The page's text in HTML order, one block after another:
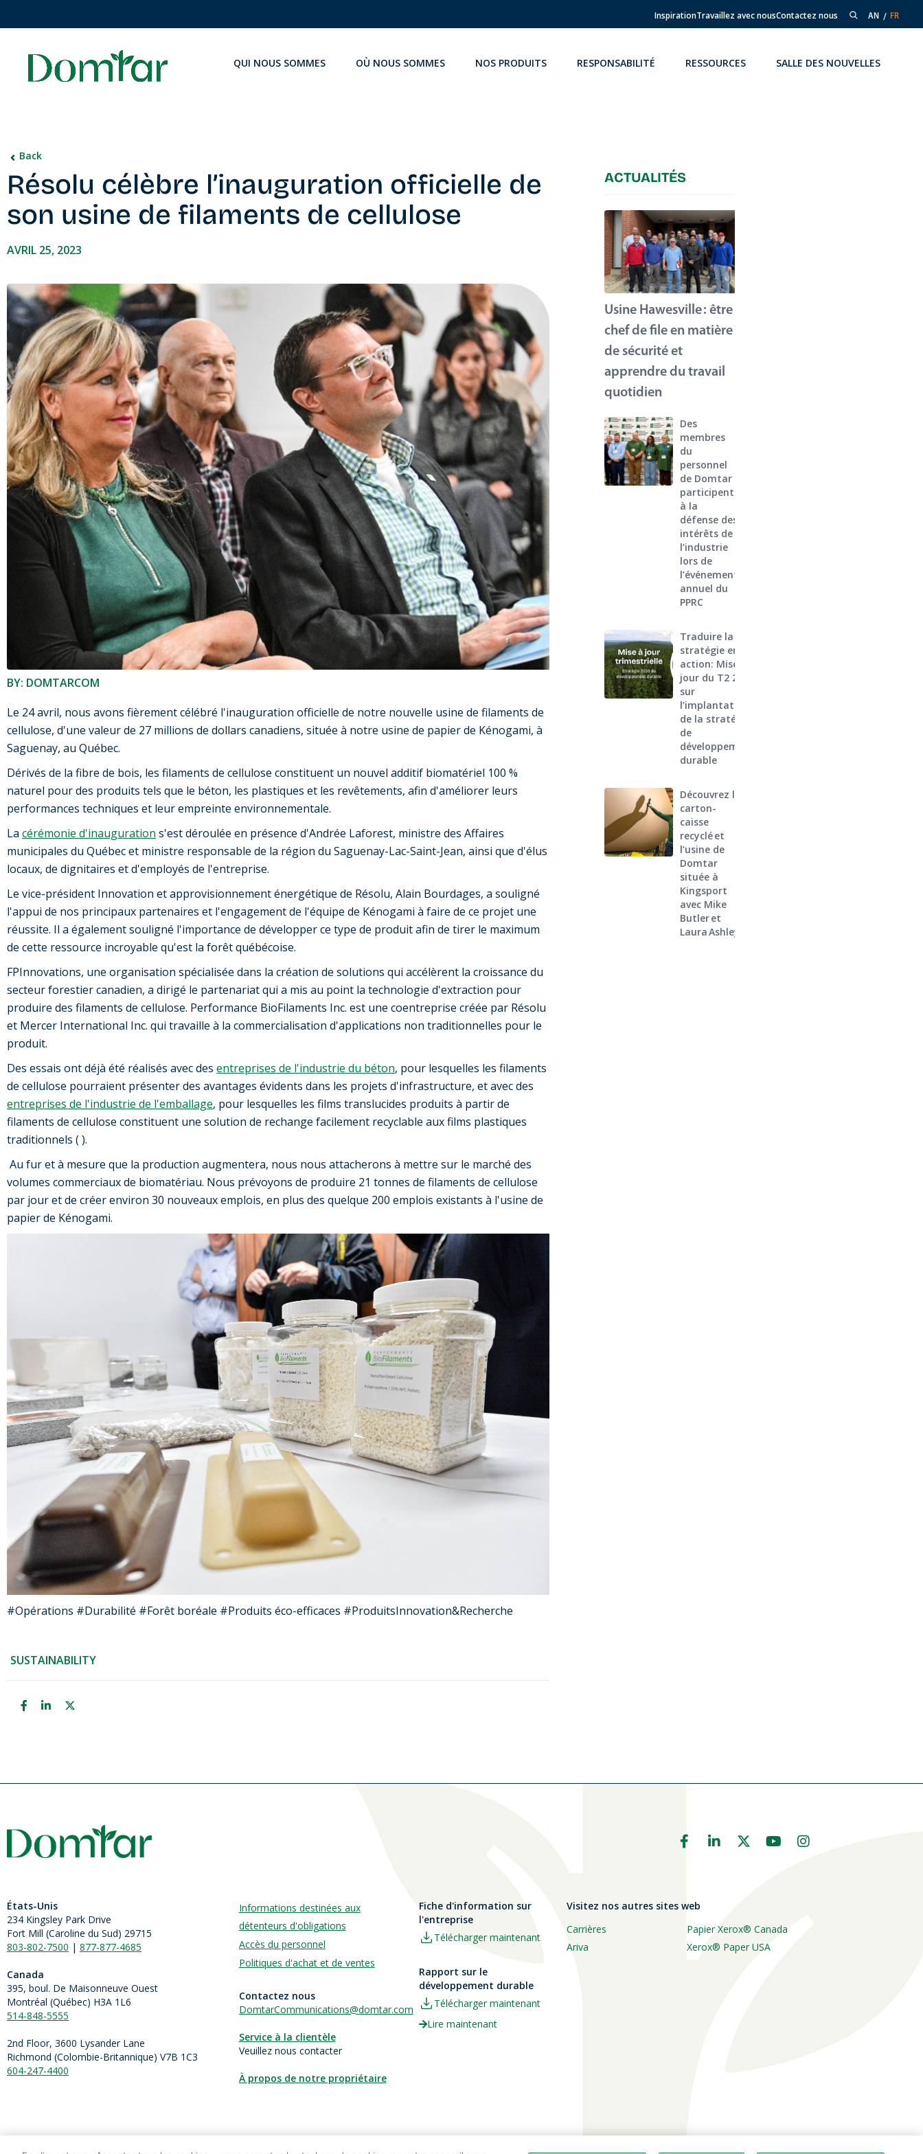
InspirationTravaillez avec nousContactez nous AN FR
QUI NOUS SOMMES OÙ NOUS SOMMES NOS PRODUITS RESPONSABILITÉ RESSOURCES SALLE DES NOUVELLES
Back
Résolu célèbre l’inauguration officielle de
son usine de filaments de cellulose
AVRIL 25, 2023
BY: DOMTARCOM
Le 24 avril, nous avons fièrement célébré l'inauguration officielle de notre nouvelle usine de filaments de
cellulose, d'une valeur de 27 millions de dollars canadiens, située à notre usine de papier de Kénogami, à
Saguenay, au Québec.
Dérivés de la fibre de bois, les filaments de cellulose constituent un nouvel additif biomatériel 100 %
naturel pour des produits tels que le béton, les plastiques et les revêtements, afin d'améliorer leurs
performances techniques et leur empreinte environnementale.
La cérémonie d'inauguration s'est déroulée en présence d'Andrée Laforest, ministre des Affaires
municipales du Québec et ministre responsable de la région du Saguenay-Lac-Saint-Jean, ainsi que d'élus
locaux, de dignitaires et d'employés de l'entreprise.
Le vice-président Innovation et approvisionnement énergétique de Résolu, Alain Bourdages, a souligné
l'appui de nos principaux partenaires et l'engagement de l'équipe de Kénogami à faire de ce projet une
réussite. Il a également souligné l'importance de développer ce type de produit afin de tirer le maximum
de cette ressource incroyable qu'est la forêt québécoise.
FPInnovations, une organisation spécialisée dans la création de solutions qui accélèrent la croissance du
secteur forestier canadien, a dirigé le partenariat qui a mis au point la technologie d'extraction pour
produire des filaments de cellulose. Performance BioFilaments Inc. est une coentreprise créée par Résolu
et Mercer International Inc. qui travaille à la commercialisation d'applications non traditionnelles pour le
produit.
Des essais ont déjà été réalisés avec des entreprises de l'industrie du béton, pour lesquelles les filaments
de cellulose pourraient présenter des avantages évidents dans les projets d'infrastructure, et avec des
entreprises de l'industrie de l'emballage, pour lesquelles les films translucides produits à partir de
filaments de cellulose constituent une solution de rechange facilement recyclable aux films plastiques
traditionnels ( ).
Au fur et à mesure que la production augmentera, nous nous attacherons à mettre sur le marché des
volumes commerciaux de biomatériau. Nous prévoyons de produire 21 tonnes de filaments de cellulose
par jour et de créer environ 30 nouveaux emplois, en plus des quelque 200 emplois existants à l'usine de
papier de Kénogami.
#Opérations #Durabilité #Forêt boréale #Produits éco-efficaces #ProduitsInnovation&Recherche
SUSTAINABILITY
ACTUALITÉS
Usine Hawesville : être
chef de file en matière
de sécurité et
apprendre du travail
quotidien
Des
membres
du
personnel
de Domtar
participent
à la
défense des
intérêts de
l’industrie
lors de
l’événement
annuel du
PPRC
Traduire la
stratégie en
action: Mise à
jour du T2 2026
sur
l’implantation
de la stratégie
de
développement
durable
Découvrez le
carton-
caisse
recyclé et
l’usine de
Domtar
située à
Kingsport
avec Mike
Butler et
Laura Ashley
États-Unis
234 Kingsley Park Drive
Fort Mill (Caroline du Sud) 29715
803-802-7500 | 877-877-4685
Canada
395, boul. De Maisonneuve Ouest
Montréal (Québec) H3A 1L6
514-848-5555
2nd Floor, 3600 Lysander Lane
Richmond (Colombie-Britannique) V7B 1C3
604-247-4400
Informations destinées aux
détenteurs d'obligations
Accès du personnel
Politiques d'achat et de ventes
Contactez nous
DomtarCommunications@domtar.com
Service à la clientèle
Veuillez nous contacter
À propos de notre propriétaire
Fiche d'information sur
l'entreprise
Télécharger maintenant
Rapport sur le
développement durable
Télécharger maintenant
Lire maintenant
Visitez nos autres sites web
Carrières
Ariva
Papier Xerox® Canada
Xerox® Paper USA